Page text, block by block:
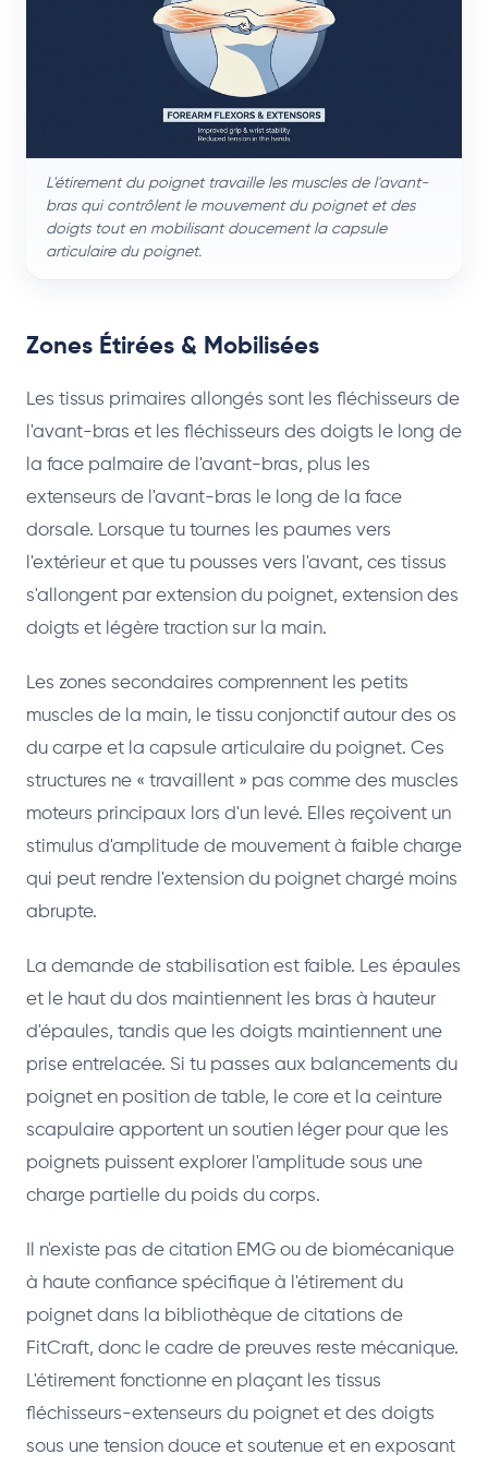
L'étirement du poignet travaille les muscles de l'avant-
bras qui contrôlent le mouvement du poignet et des
doigts tout en mobilisant doucement la capsule
articulaire du poignet.
Zones Étirées & Mobilisées
Les tissus primaires allongés sont les fléchisseurs de
l'avant-bras et les fléchisseurs des doigts le long de
la face palmaire de l'avant-bras, plus les
extenseurs de l'avant-bras le long de la face
dorsale. Lorsque tu tournes les paumes vers
l'extérieur et que tu pousses vers l'avant, ces tissus
s'allongent par extension du poignet, extension des
doigts et légère traction sur la main.
Les zones secondaires comprennent les petits
muscles de la main, le tissu conjonctif autour des os
du carpe et la capsule articulaire du poignet. Ces
structures ne « travaillent » pas comme des muscles
moteurs principaux lors d'un levé. Elles reçoivent un
stimulus d'amplitude de mouvement à faible charge
qui peut rendre l'extension du poignet chargé moins
abrupte.
La demande de stabilisation est faible. Les épaules
et le haut du dos maintiennent les bras à hauteur
d'épaules, tandis que les doigts maintiennent une
prise entrelacée. Si tu passes aux balancements du
poignet en position de table, le core et la ceinture
scapulaire apportent un soutien léger pour que les
poignets puissent explorer l'amplitude sous une
charge partielle du poids du corps.
Il n'existe pas de citation EMG ou de biomécanique
à haute confiance spécifique à l'étirement du
poignet dans la bibliothèque de citations de
FitCraft, donc le cadre de preuves reste mécanique.
L'étirement fonctionne en plaçant les tissus
fléchisseurs-extenseurs du poignet et des doigts
sous une tension douce et soutenue et en exposant